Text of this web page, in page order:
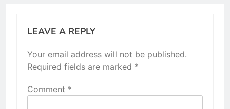
LEAVE A REPLY
Your email address will not be published.
Required fields are marked *
Comment *